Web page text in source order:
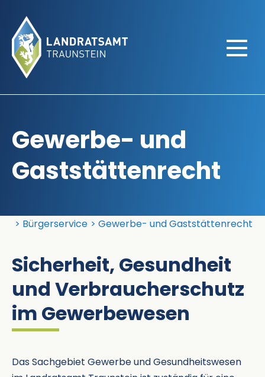
Gewerbe- und
Gaststättenrecht
Landratsamt Traunstein
Bürgerservice Gewerbe- und Gaststättenrecht
Sicherheit, Gesundheit
und Verbraucherschutz
im Gewerbewesen
Das Sachgebiet Gewerbe und Gesundheitswesen